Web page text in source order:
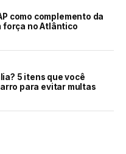
como complemento da
força no Atlântico
5 itens que você
para evitar multas